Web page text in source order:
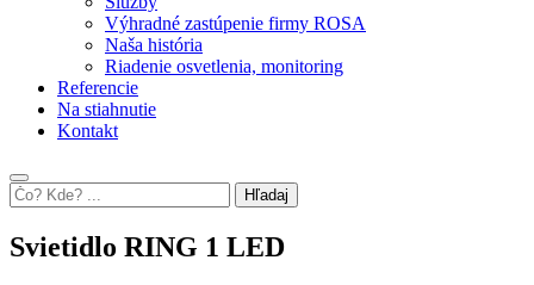
Výhradné zastúpenie firmy ROSA
Naša história
Riadenie osvetlenia, monitoring
Referencie
Na stiahnutie
Kontakt
Hľadaj
Svietidlo RING 1 LED